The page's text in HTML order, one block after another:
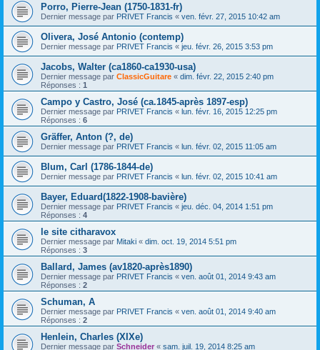
Porro, Pierre-Jean (1750-1831-fr)
Dernier message par PRIVET Francis « ven. févr. 27, 2015 10:42 am
Olivera, José Antonio (contemp)
Dernier message par PRIVET Francis « jeu. févr. 26, 2015 3:53 pm
Jacobs, Walter (ca1860-ca1930-usa)
Dernier message par ClassicGuitare « dim. févr. 22, 2015 2:40 pm
Réponses : 1
Campo y Castro, José (ca.1845-après 1897-esp)
Dernier message par PRIVET Francis « lun. févr. 16, 2015 12:25 pm
Réponses : 6
Gräffer, Anton (?, de)
Dernier message par PRIVET Francis « lun. févr. 02, 2015 11:05 am
Blum, Carl (1786-1844-de)
Dernier message par PRIVET Francis « lun. févr. 02, 2015 10:41 am
Bayer, Eduard(1822-1908-bavière)
Dernier message par PRIVET Francis « jeu. déc. 04, 2014 1:51 pm
Réponses : 4
le site citharavox
Dernier message par Mitaki « dim. oct. 19, 2014 5:51 pm
Réponses : 3
Ballard, James (av1820-après1890)
Dernier message par PRIVET Francis « ven. août 01, 2014 9:43 am
Réponses : 2
Schuman, A
Dernier message par PRIVET Francis « ven. août 01, 2014 9:40 am
Réponses : 2
Henlein, Charles (XIXe)
Dernier message par Schneider « sam. juil. 19, 2014 8:25 am